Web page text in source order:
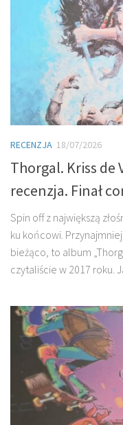
RECENZJA 18/07/2026
Thorgal. Kriss de
recenzja. Finał
Spin off z największą
ku końcowi.
bieżąco, to album
czytaliście w 2017 roku.